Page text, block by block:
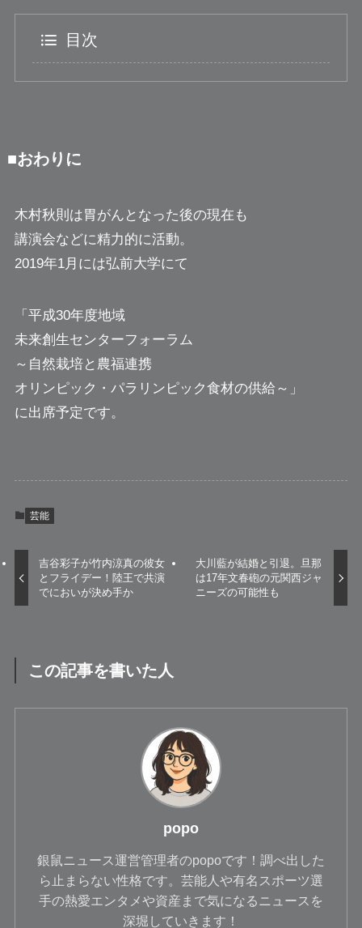
目次
■おわりに
木村秋則は胃がんとなった後の現在も
講演会などに精力的に活動。
2019年1月には弘前大学にて
「平成30年度地域
未来創生センターフォーラム
～自然栽培と農福連携
オリンピック・パラリンピック食材の供給～」
に出席予定です。
芸能
吉谷彩子が竹内涼真の彼女
とフライデー！陸王で共演
でにおいが決め手か
大川藍が結婚と引退。旦那
は17年文春砲の元関西ジャ
ニーズの可能性も
この記事を書いた人
popo
銀鼠ニュース運営管理者のpopoです！調べ出した
ら止まらない性格です。芸能人や有名スポーツ選
手の熱愛エンタメや資産まで気になるニュースを
深堀していきます！